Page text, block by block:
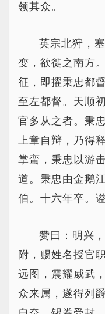
领其众。
英宗北狩，
变，欲徙之南方
征，即擢秉忠都
至左都督。天顺
官多从之者。秉
上章自辩，乃得
掌蛮，秉忠以游
道。秉忠由金鹅
伯。十六年卒。
赞曰：明兴
附，赐姓名授官
远图，震耀威武
众来属，遂得列